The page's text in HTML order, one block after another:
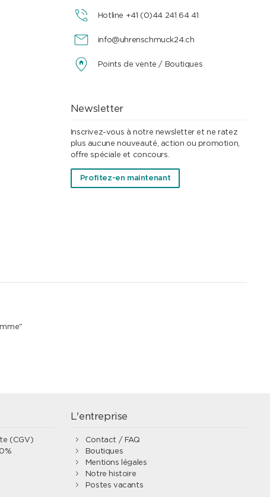
Hotline +41 (0)44 241 64 41
info@uhrenschmuck24.ch
Points de vente / Boutiques
Newsletter
Inscrivez-vous à notre newsletter et ne ratez
plus aucune nouveauté, action ou promotion,
offre spéciale et concours.
Profitez-en maintenant
(CGV)
L'entreprise
Contact / FAQ
Boutiques
Mentions légales
Notre histoire
Postes vacants